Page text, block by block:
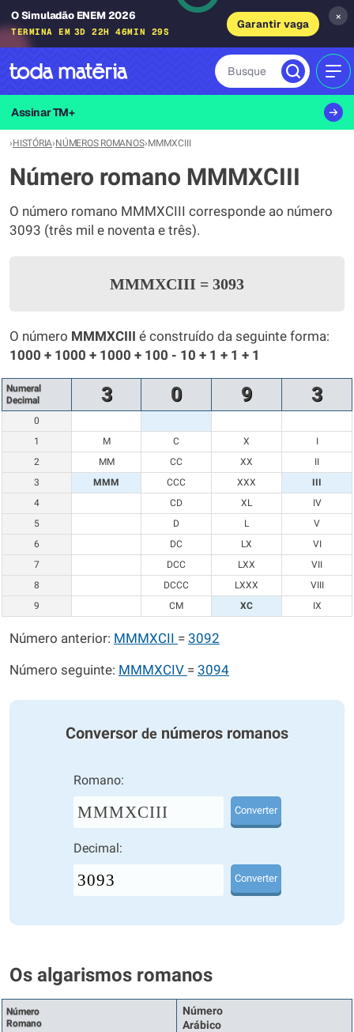
O Simuladão ENEM 2026
TERMINA EM 3D 22H 46MIN 28S
Garantir vaga
×
Busque
Assinar TM+
›HISTÓRIA›NÚMEROS ROMANOS›MMMXCIII
Número romano MMMXCIII
O número romano MMMXCIII corresponde ao número
3093 (três mil e noventa e três).
MMMXCIII = 3093
O número MMMXCIII é construído da seguinte forma:
1000 + 1000 + 1000 + 100 - 10 + 1 + 1 + 1
Numeral
Decimal
3 0 9 3
0
1
M C X
I
2
MM CC XX
II
3
MMM CCC XXX
III
4
CD XL
IV
5
D L
V
6
DC LX
VI
7
DCC LXX
VII
8
DCCC LXXX
VIII
9
CM XC IX
Número anterior: MMMXCII = 3092
Número seguinte: MMMXCIV = 3094
Conversor de números romanos
Romano:
MMMXCIII Converter
Decimal:
Converter
Os algarismos romanos
Número
Romano
Número
Arábico